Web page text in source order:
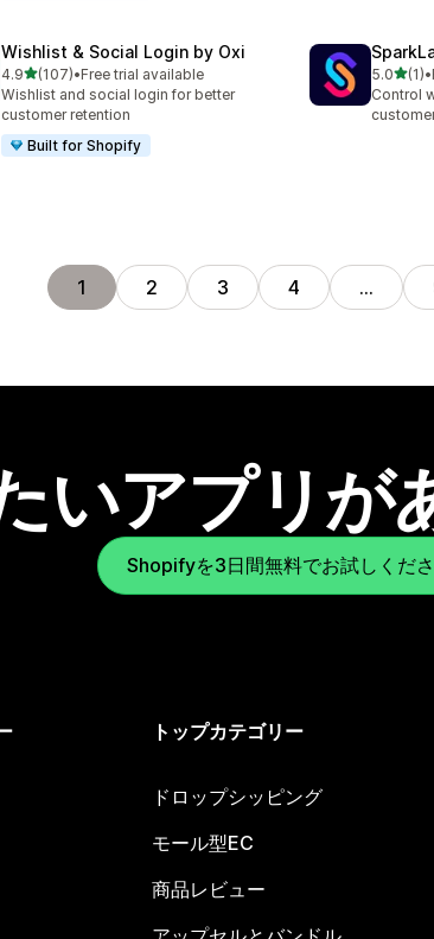
Wishlist & Social Login by Oxi
4.95つ星中
(107)
合計レビュー数：107件
•Free trial available
Wishlist and social login for better
customer retention
Built for Shopify
5.05つ星
(1)
合計レビ•
Control
1 2 3 4 …
いアプリが
Shopifyを3日間無料でお試しくだ
トップカテゴリー
ドロップシッピング
モール型EC
商品レビュー